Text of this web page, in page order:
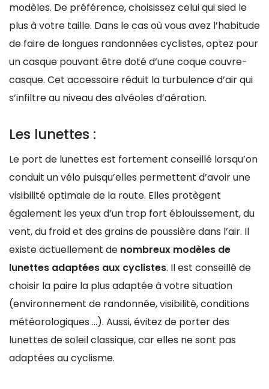
modèles. De préférence, choisissez celui qui sied le
plus à votre taille. Dans le cas où vous avez l’habitude
de faire de longues randonnées cyclistes, optez pour
un casque pouvant être doté d’une coque couvre-
casque. Cet accessoire réduit la turbulence d’air qui
s’infiltre au niveau des alvéoles d’aération.
Les lunettes :
Le port de lunettes est fortement conseillé lorsqu’on
conduit un vélo puisqu’elles permettent d’avoir une
visibilité optimale de la route. Elles protègent
également les yeux d’un trop fort éblouissement, du
vent, du froid et des grains de poussière dans l’air. Il
existe actuellement de nombreux modèles de
lunettes adaptées aux cyclistes. Il est conseillé de
choisir la paire la plus adaptée à votre situation
(environnement de randonnée, visibilité, conditions
météorologiques …). Aussi, évitez de porter des
lunettes de soleil classique, car elles ne sont pas
adaptées au cyclisme.